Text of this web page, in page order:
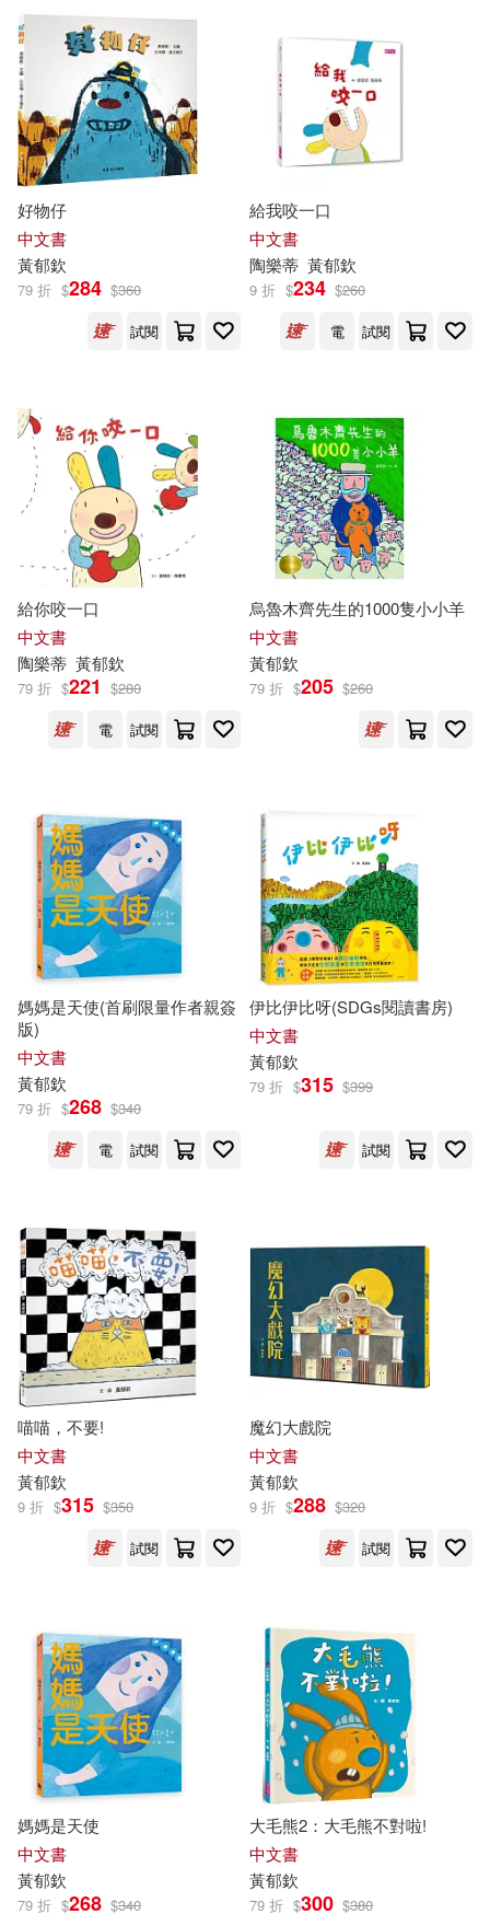
阿德蝸(3)
陳木城(3) 陳素宜(3)
黃基博(3)
大森裕子(2) 彭蕙仙(2)
林真美(2) Josef(1)
傅林統(1) 劉伯樂(1)
劉宗瑀(小劉醫師)(1)
吳宜庭(1)
吳登強(1) 孫梓評(1)
張元綺(1) 張筱琦(1)
林世仁(1) 林廉恩(1)
林良(1)
王春子(1)
王洛夫(1) 石麗蓉(1)
福田直(1)
蔡秋瑾(1) 許榮哲(1)
謝文蒨(1) 貓魚(1)
鄒敦怜(1) 鄭丞鈞(1)
陳天文(1) 陳益良(1)
黃仲平(1) 黃建民(1)
黃海(1) 黃郁欽（著繪）(1)
黃雅玲(1)
時報出版(2)
一方出版(1)
外語教學與研究出版社(1)
巨流圖書公司(1) 麥田(1)
可海外宅配(42)
可港澳店取(40)
可新加坡店取(40)
可菲律賓店取(40)
電子書 (可複選)
其他 (可複選)
現在可購買商品(43)
作者/演唱/譯/編/繪(60)
價格
範圍
好物仔
中文書
黃郁欽
79 折 $284 $360
試閱
給我咬一口
中文書
陶樂蒂 黃郁欽
9 折 $234 $260
電
試閱
給你咬一口
中文書
陶樂蒂 黃郁欽
79 折 $221 $280
電
試閱
烏魯木齊先生的1000隻小小羊
中文書
黃郁欽
79 折 $205 $260
媽媽是天使(首刷限量作者親簽
版)
中文書
黃郁欽
79 折 $268 $340
電
試閱
伊比伊比呀(SDGs閱讀書房)
中文書
黃郁欽
79 折 $315 $399
試閱
喵喵，不要!
中文書
黃郁欽
9 折 $315 $350
試閱
魔幻大戲院
中文書
黃郁欽
9 折 $288 $320
試閱
媽媽是天使
中文書
黃郁欽
79 折 $268 $340
大毛熊2：大毛熊不對啦!
中文書
黃郁欽
79 折 $300 $380